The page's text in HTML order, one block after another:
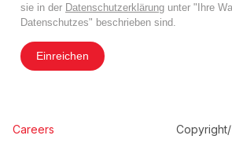
sie in der Datenschutzerklärung unter "Ihre
Datenschutzes" beschrieben sind.
Einreichen
Careers